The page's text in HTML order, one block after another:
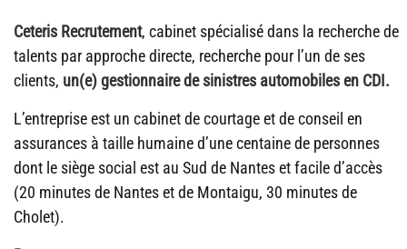
Ceteris Recrutement, cabinet spécialisé dans la recherche de
talents par approche directe, recherche pour l’un de ses
clients, un(e) gestionnaire de sinistres automobiles en CDI.
L’entreprise est un cabinet de courtage et de conseil en
assurances à taille humaine d’une centaine de personnes
dont le siège social est au Sud de Nantes et facile d’accès
(20 minutes de Nantes et de Montaigu, 30 minutes de
Cholet).